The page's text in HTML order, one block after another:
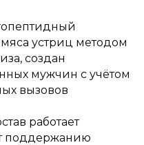
устриц методом
создан
мужчин с учётом
вызовов
работает
поддержанию